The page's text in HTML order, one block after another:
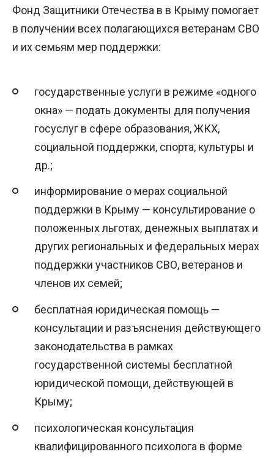
Фонд Защитники Отечества в в Крыму помогает
в получении всех полагающихся ветеранам СВО
и их семьям мер поддержки:
государственные услуги в режиме «одного
окна» — подать документы для получения
госуслуг в сфере образования, ЖКХ,
социальной поддержки, спорта, культуры и
др.;
информирование о мерах социальной
поддержки в Крыму — консультирование о
положенных льготах, денежных выплатах и
других региональных и федеральных мерах
поддержки участников СВО, ветеранов и
членов их семей;
бесплатная юридическая помощь —
консультации и разъяснения действующего
законодательства в рамках
государственной системы бесплатной
юридической помощи, действующей в
Крыму;
психологическая консультация
квалифицированного психолога в форме